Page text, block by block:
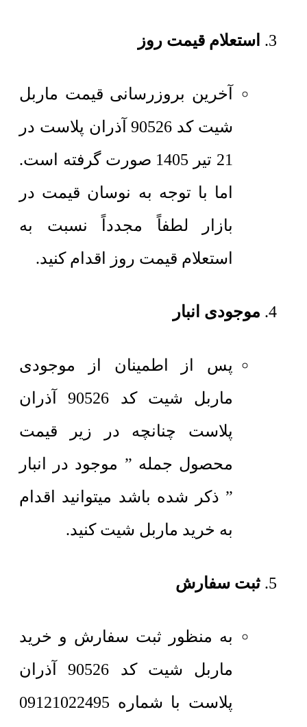
استعلام قیمت روز
آخرین بروزرسانی قیمت ماربل
شیت کد 90526 آذران پلاست در
21 تیر 1405 صورت گرفته است.
اما با توجه به نوسان قیمت در
بازار لطفاً مجدداً نسبت به
استعلام قیمت روز اقدام کنید.
موجودی انبار
پس از اطمینان از موجودی
ماربل شیت کد 90526 آذران
پلاست چنانچه در زیر قیمت
محصول جمله ” موجود در انبار
” ذکر شده باشد میتوانید اقدام
به خرید ماربل شیت کنید.
ثبت سفارش
به منظور ثبت سفارش و خرید
ماربل شیت کد 90526 آذران
پلاست با شماره 09121022495